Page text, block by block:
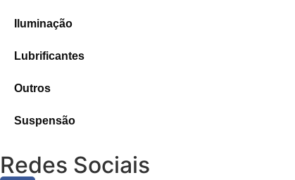
Iluminação
Lubrificantes
Outros
Suspensão
Redes Sociais